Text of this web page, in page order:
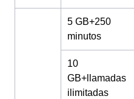
5 GB+250
minutos
10
GB+llamadas
ilimitadas